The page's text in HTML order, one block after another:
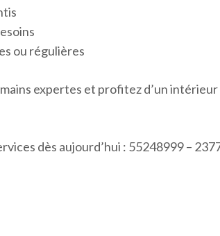
ou régulières
expertes et profitez d’un
dès aujourd’hui : 55248999 –